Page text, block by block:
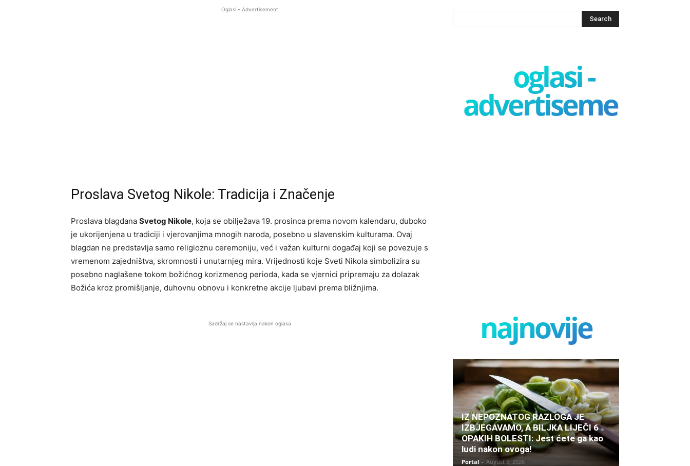
Oglasi - Advertisement
Proslava Svetog Nikole: Tradicija i Značenje
Proslava blagdana Svetog Nikole, koja se obilježava 19. prosinca prema novom kalendaru, duboko
je ukorijenjena u tradiciji i vjerovanjima mnogih naroda, posebno u slavenskim kulturama. Ovaj
blagdan ne predstavlja samo religioznu ceremoniju, već i važan kulturni događaj koji se povezuje s
vremenom zajedništva, skromnosti i unutarnjeg mira. Vrijednosti koje Sveti Nikola simbolizira su
posebno naglašene tokom božićnog korizmenog perioda, kada se vjernici pripremaju za dolazak
Božića kroz promišljanje, duhovnu obnovu i konkretne akcije ljubavi prema bližnjima.
Sadržaj se nastavlja nakon oglasa
oglasi -
advertisement
najnovije
IZ NEPOZNATOG RAZLOGA JE
IZBJEGAVAMO, A BILJKA LIJEČI 6
OPAKIH BOLESTI: Jest ćete ga kao
ludi nakon ovoga!
Portal - August 5, 2026